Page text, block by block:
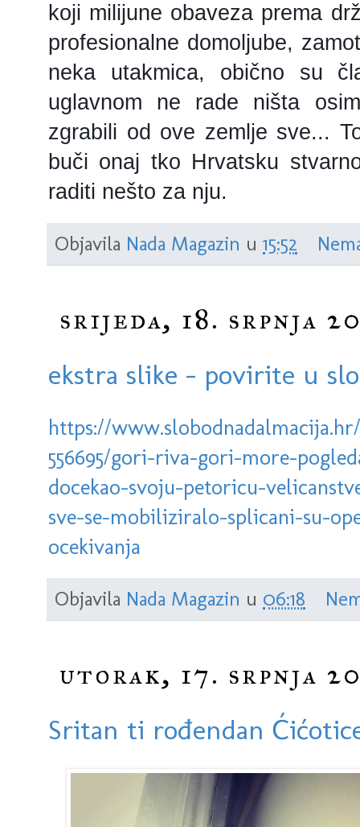
koji milijune obaveza prema
profesionalne domoljube,
neka utakmica, obično su
uglavnom ne rade ništa
zgrabili od ove zemlje sve...
buči onaj tko Hrvatsku
raditi nešto za nju.
Objavila Nada Magazin u 15:52
srijeda, 18. srpnja
ekstra slike - povirite u
https://
556695/gori-riva-gori-more-
docekao-svoju-petoricu-
sve-se-mobiliziralo-splicani-su-
ocekivanja
Objavila Nada Magazin u 06:18
utorak, 17. srpnja
Sritan ti rođendan